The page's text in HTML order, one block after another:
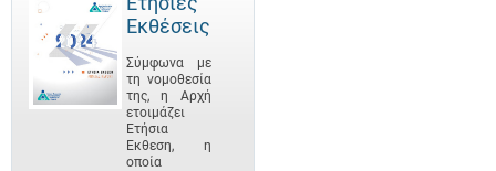
Εκθέσεις
Σύμφωνα με
τη νομοθεσία
της, η Αρχή
ετοιμάζει
Ετήσια
Έκθεση, η
οποία